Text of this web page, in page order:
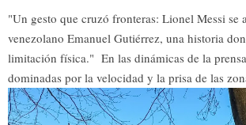
"Un gesto que cruzó fronteras: Lionel Messi se
venezolano Emanuel Gutiérrez, una historia
limitación física." En las dinámicas de la prensa moderna,
dominadas por la velocidad y la prisa de las